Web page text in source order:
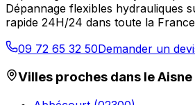
Dépannage flexibles hydrauliques
rapide 24H/24 dans toute la France
09 72 65 32 50Demander un
Villes proches dans leAisne